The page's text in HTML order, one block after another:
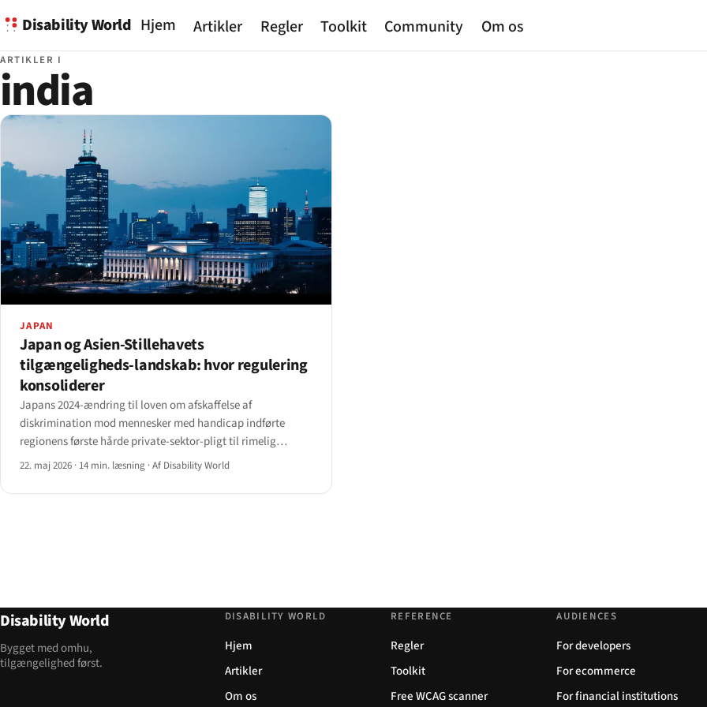
Disability World Hjem Artikler Regler Toolkit Community Om os
ARTIKLER I
india
JAPAN
Japan og Asien-Stillehavets
tilgængeligheds-landskab: hvor regulering
konsoliderer
Japans 2024-ændring til loven om afskaffelse af
diskrimination mod mennesker med handicap indførte
regionens første hårde private-sektor-pligt til rimelig
tilpasning.
22. maj 2026 · 14 min. læsning ·Af Disability World
Disability World
Bygget med omhu,
tilgængelighed først.
DISABILITY WORLD
Hjem
Artikler
Om os
REFERENCE
Regler
Toolkit
Free WCAG scanner
AUDIENCES
For developers
For ecommerce
For financial institutions